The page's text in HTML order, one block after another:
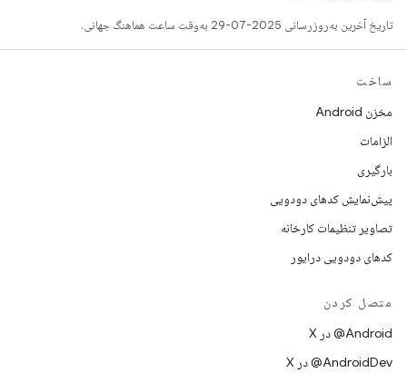
تاریخ آخرین به‌روزرسانی 2025-07-29 به‌وقت ساعت هماهنگ جهانی.
ساخت
مخزن Android
الزامات
بارگیری
پیش‌نمایش کدهای دودویی
تصاویر تنظیمات کارخانه
کدهای دودویی درایور
متصل کردن
‫‎@Android در X
‫‎@AndroidDev در X